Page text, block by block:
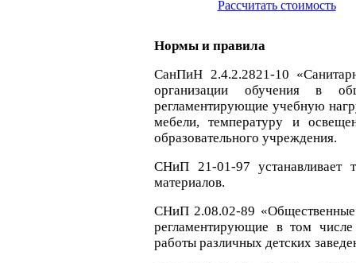
Рассчитать стоимость
Нормы и правила
СанПиН 2.4.2.2821-10
организации обучения в
регламентирующие учебную
мебели, температуру и
образовательного учреждения.
СНиП 21-01-97 устанавливает
материалов.
СНиП 2.08.02-89
регламентирующие в том
работы различных детских